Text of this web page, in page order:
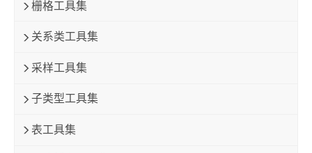
栅格工具集
关系类工具集
采样工具集
子类型工具集
表工具集